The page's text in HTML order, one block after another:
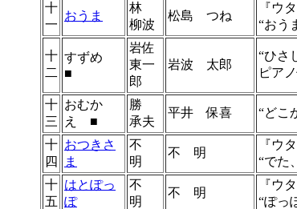
十
一
おうま
林
柳波
松島 つね
『ウ
“おう
十
二
すずめ
■
岩佐
東一
郎
岩波 太郎
“ひさ
ピア
十
三
おむか
え ■
勝
承夫
平井 保喜 “ど
十
四
おつきさ
ま
不
明
不 明
『ウ
“でた
十
五
はとぽっ
ぽ
不
明
不 明
『ウ
“ぽっ